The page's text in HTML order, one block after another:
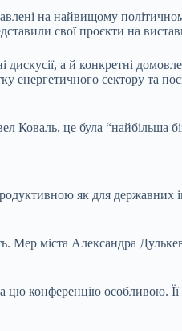
на найвищому
свої проєкти на
а й конкретні
енергетичного сектору та
це була “найбільша
як для державних
Мер міста Александра
конференцію особливою.